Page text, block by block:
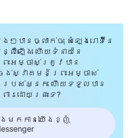
ៗបានធ្លាក់ចុះ សំឡេងរោទិ៍នៃ
លឺឡើង ហើយទំនាយនៃ
ះអម្ចាស់ត្រូវបាន
ង់ស្វាគមន៍ព្រះអម្ចាស់
បស់អ្នក ហើយទទួលបាន
រដោយព្រះទេ?
មកកាន់យើងខ្ញុំ